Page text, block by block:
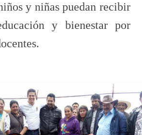
y niñas puedan recibir
y bienestar por